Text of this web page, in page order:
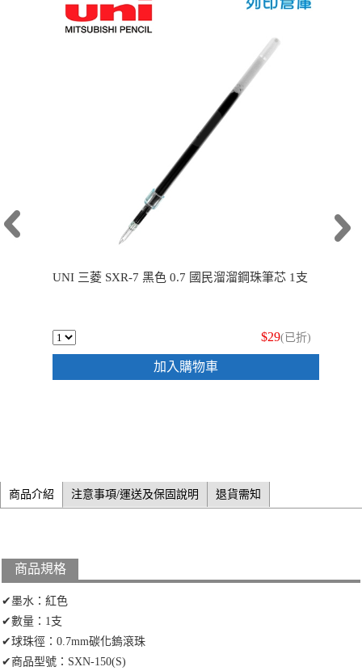
UNI 三菱 SXR-7 黑色 0.7 國民溜溜鋼珠筆芯 1支
$29(已折)
加入購物車
商品介紹 注意事項/運送及保固說明 退貨需知
商品規格
✔墨水：紅色
✔數量：1支
✔球珠徑：0.7mm碳化鎢滾珠
✔商品型號：SXN-150(S)